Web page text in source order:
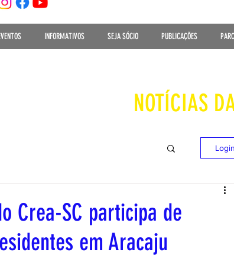
INFORMATIVOS SEJA SÓCIO PUBLICAÇÕES
NOTÍCIAS
Crea-SC participa de
em Aracaju